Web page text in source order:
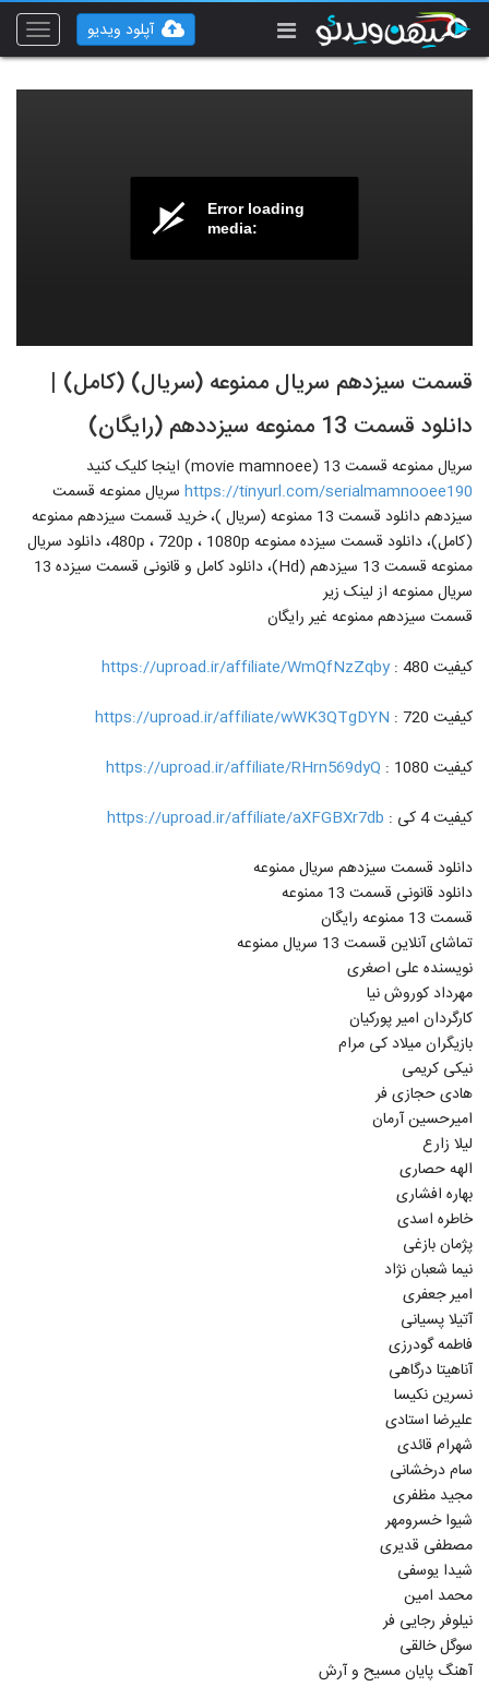
Toggle
آپلود ویدیو
Error loading
media:
قسمت سیزدهم سریال ممنوعه (سریال) (کامل) |
دانلود قسمت 13 ممنوعه سیزددهم (رایگان)
سریال ممنوعه قسمت 13 (movie mamnoee) اینجا کلیک کنید
https://tinyurl.com/serialmamnooee190 سریال ممنوعه قسمت
سیزدهم دانلود قسمت 13 ممنوعه (سریال )، خرید قسمت سیزدهم ممنوعه
(کامل)، دانلود قسمت سیزده ممنوعه 480p ، 720p ، 1080p، دانلود سریال
ممنوعه قسمت 13 سیزدهم (Hd)، دانلود کامل و قانونی قسمت سیزده 13
سریال ممنوعه از لینک زیر
قسمت سیزدهم ممنوعه غیر رایگان
کیفیت 480 :
https://uproad.ir/affiliate/WmQfNzZqby
کیفیت 720 :
https://uproad.ir/affiliate/wWK3QTgDYN
کیفیت 1080 :
https://uproad.ir/affiliate/RHrn569dyQ
کیفیت 4 کی :
https://uproad.ir/affiliate/aXFGBXr7db
دانلود قسمت سیزدهم سریال ممنوعه
دانلود قانونی قسمت 13 ممنوعه
قسمت 13 ممنوعه رایگان
تماشای آنلاین قسمت 13 سریال ممنوعه
نویسنده علی اصغری
مهرداد کوروش نیا
کارگردان امیر پورکیان
بازیگران میلاد کی مرام
نیکی کریمی
هادی حجازی فر
امیرحسین آرمان
لیلا زارع
الهه حصاری
بهاره افشاری
خاطره اسدی
پژمان بازغی
نیما شعبان نژاد
امیر جعفری
آتیلا پسیانی
فاطمه گودرزی
آناهیتا درگاهی
نسرین نکیسا
علیرضا استادی
شهرام قائدی
سام درخشانی
مجید مظفری
شیوا خسرومهر
مصطفی قدیری
شیدا یوسفی
محمد امین
نیلوفر رجایی فر
سوگل خالقی
آهنگ پایان مسیح و آرش